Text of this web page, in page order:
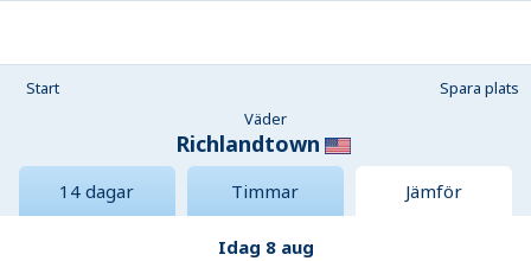
Start
Spara plats
Väder
Richlandtown
14 dagar Timmar Jämför
Idag 8 aug